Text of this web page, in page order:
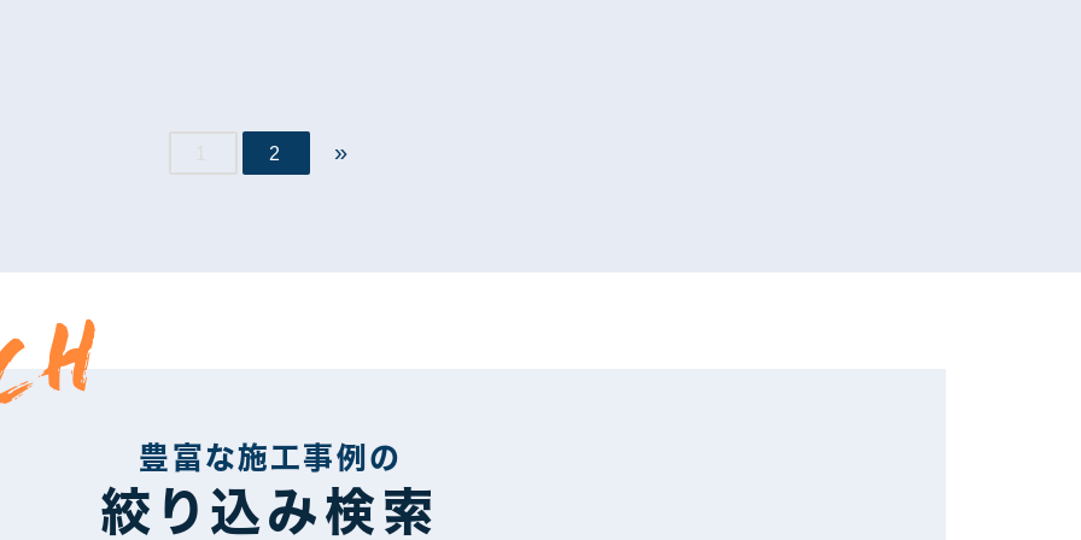
2 »
豊富な施工事例の
絞り込み検索